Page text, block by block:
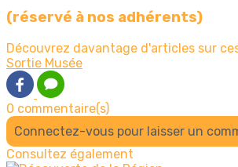
(réservé à nos adhérents)
Découvrez davantage d'articles sur
Sortie Musée
0 commentaire(s)
Connectez-vous pour laisser un
Consultez également